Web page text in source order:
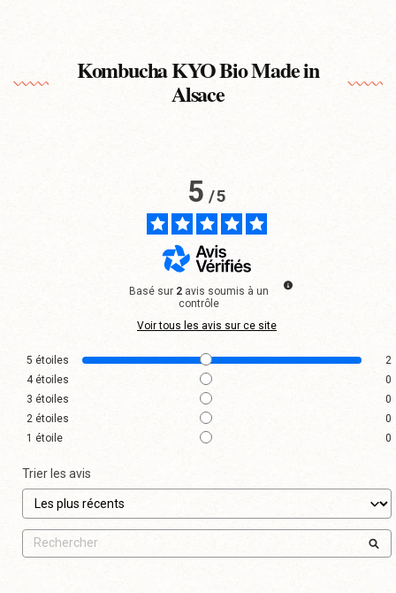
Kombucha KYO Bio Made in
Alsace
5/5
Basé sur 2 avis soumis à un
contrôle
Voir tous les avis sur ce site
5 étoiles
2
4étoiles
0
3 étoiles
0
2 étoiles
0
1 étoile 0
Trier les avis